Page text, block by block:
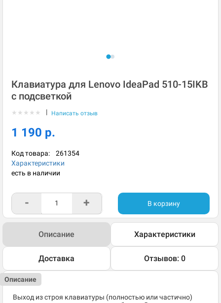
Клавиатура для Lenovo IdeaPad 510-15IKB
с подсветкой
★ ★ ★ ★ ★ | Написать отзыв
1 190 р.
Код товара: 261354
Характеристики
есть в наличии
- + В корзину
Описание Характеристики
Доставка Отзывов: 0
Описание
Выход из строя клавиатуры (полностью или частично)